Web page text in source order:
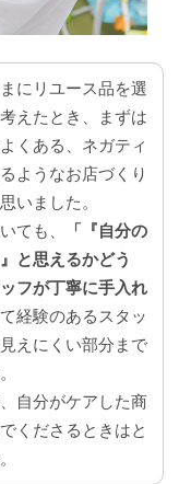
にリユース品を選
えたとき、まずは
くある、ネガティ
ようなお店づくり
いました。
ても、
「『自分の
と思えるかどう
フが丁寧に手入れ
経験のあるスタッ
えにくい部分まで
自分がケアした商
くださるときはと